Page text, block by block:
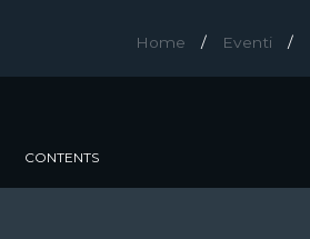
Home Eventi
CONTENTS